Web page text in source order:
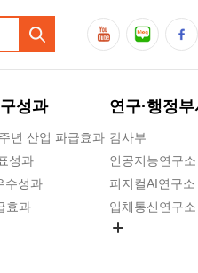
성과
년 산업 파급효과
성과
수성과
효과
연구·행정부
감사부
인공지능연구소
피지컬AI연구소
입체통신연구소